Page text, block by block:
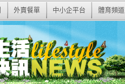
外賣餐單 中小企平台 體育頻道